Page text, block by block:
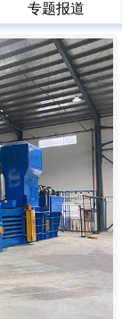
专题报道